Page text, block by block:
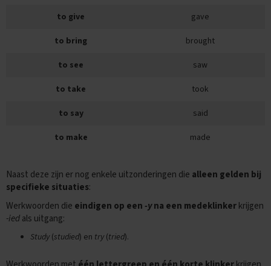
n
e
a
m
n
to give
gave
to bring
brought
to see
saw
to take
took
to say
said
to make
made
Naast deze zijn er nog enkele uitzonderingen die alleen gelden bij
specifieke situaties:
Werkwoorden die eindigen op een -yna een medeklinkerkrijgen
-iedals uitgang:
Study(studied) en try(tried).